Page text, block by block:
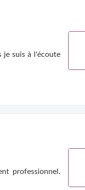
je suis à l'écoute
professionnel.